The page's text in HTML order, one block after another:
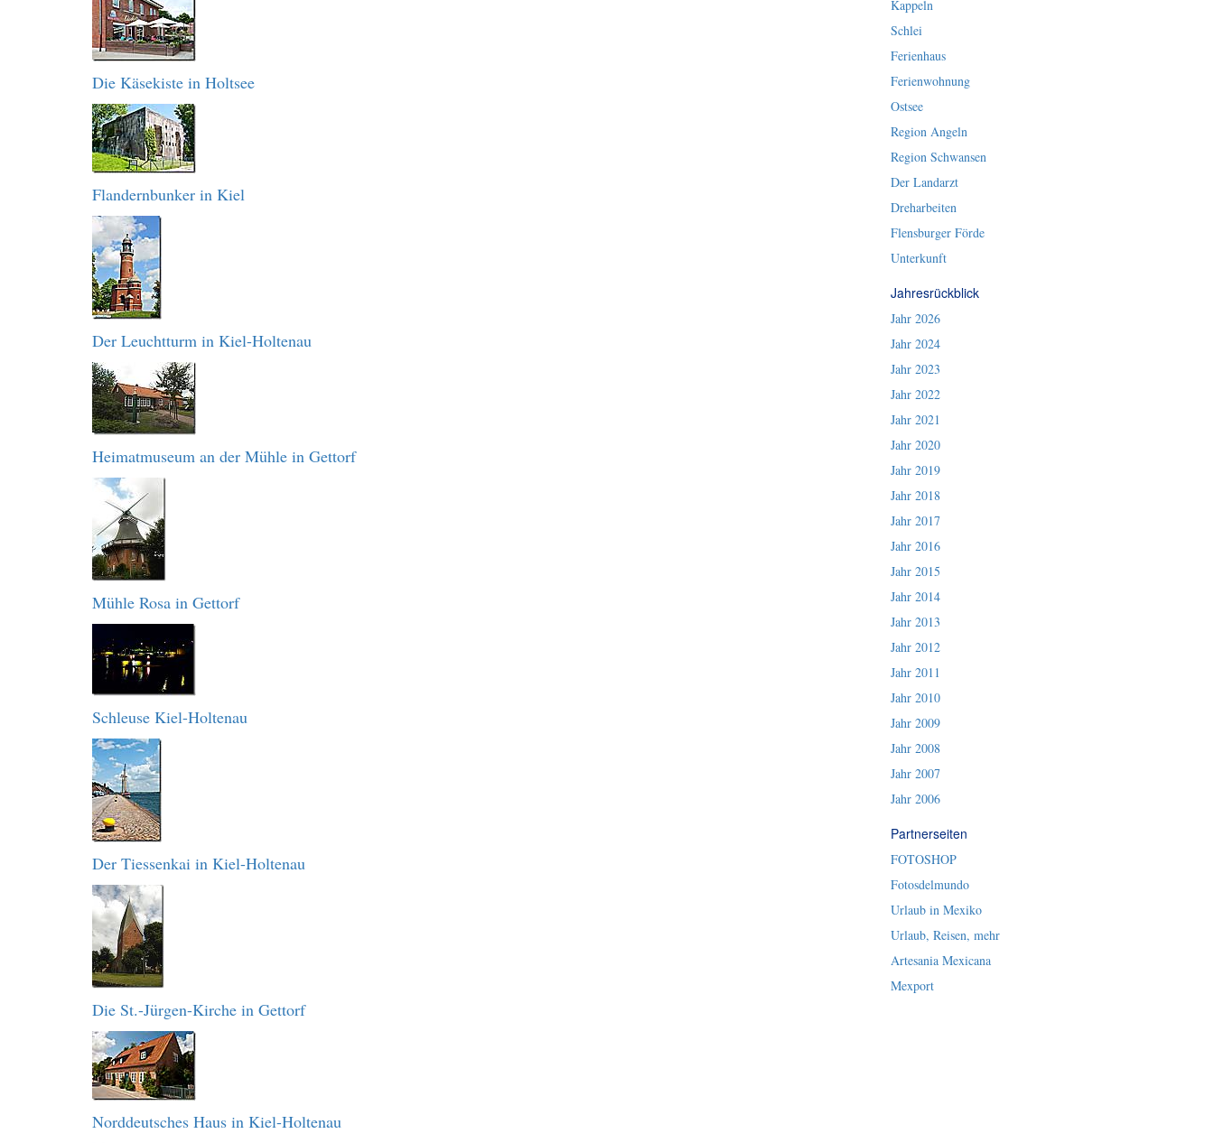
Die Käsekiste in Holtsee
Flandernbunker in Kiel
Der Leuchtturm in Kiel-Holtenau
Heimatmuseum an der Mühle in Gettorf
Mühle Rosa in Gettorf
Schleuse Kiel-Holtenau
Der Tiessenkai in Kiel-Holtenau
Die St.-Jürgen-Kirche in Gettorf
Norddeutsches Haus in Kiel-Holtenau
Kappeln
Schlei
Ferienhaus
Ferienwohnung
Ostsee
Region Angeln
Region Schwansen
Der Landarzt
Dreharbeiten
Flensburger Förde
Unterkunft
Jahresrückblick
Jahr 2026
Jahr 2024
Jahr 2023
Jahr 2022
Jahr 2021
Jahr 2020
Jahr 2019
Jahr 2018
Jahr 2017
Jahr 2016
Jahr 2015
Jahr 2014
Jahr 2013
Jahr 2012
Jahr 2011
Jahr 2010
Jahr 2009
Jahr 2008
Jahr 2007
Jahr 2006
Partnerseiten
FOTOSHOP
Fotosdelmundo
Urlaub in Mexiko
Urlaub, Reisen, mehr
Artesania Mexicana
Mexport